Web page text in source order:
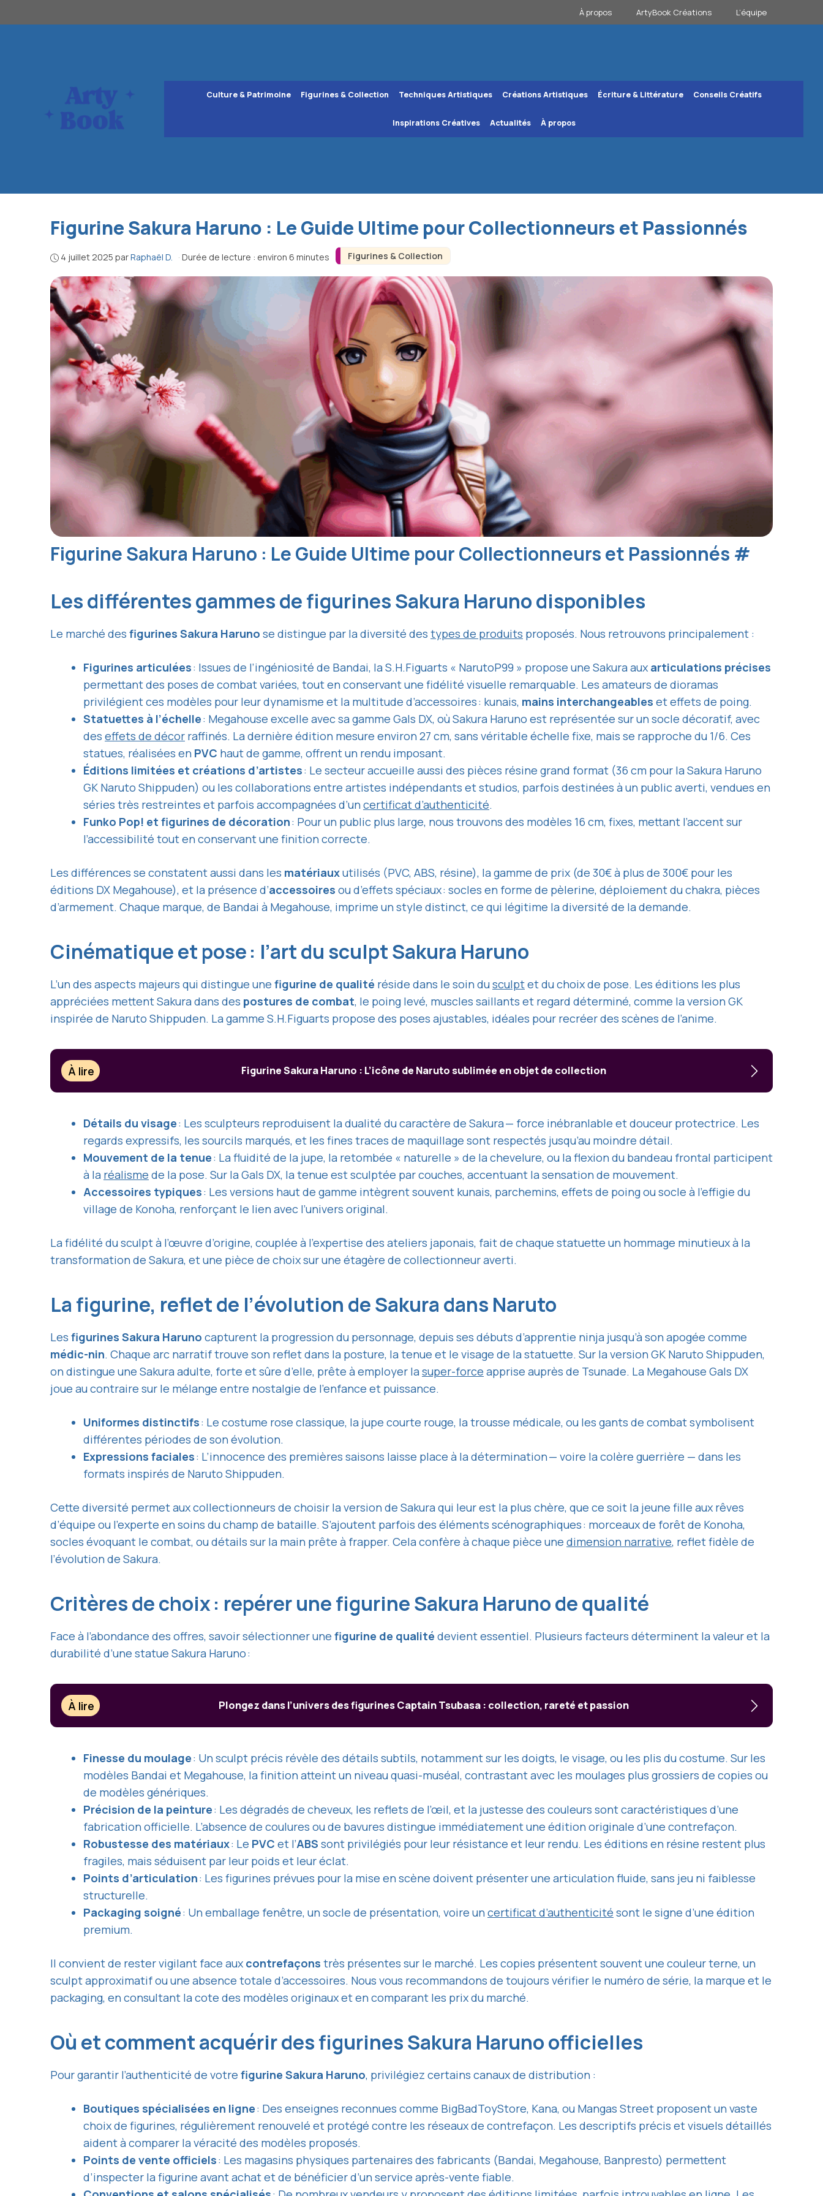
au
À propos ArtyBook Créations L’équipe
Culture & Patrimoine Figurines & Collection Techniques Artistiques Créations Artistiques Écriture & Littérature Conseils Créatifs
Inspirations Créatives Actualités À propos
Figurines & Collection
Figurine Sakura Haruno : Le Guide Ultime pour Collectionneurs et Passionnés
4 juillet 2025 parRaphaël D. · Durée de lecture : environ 6 minutes
Figurine Sakura Haruno : Le Guide Ultime pour Collectionneurs et Passionnés #
Les différentes gammes de figurines Sakura Haruno disponibles
Le marché des figurines Sakura Haruno se distingue par la diversité des types de produits proposés. Nous retrouvons principalement :
Figurines articulées: Issues de l’ingéniosité de Bandai, la S.H.Figuarts « NarutoP99 » propose une Sakura aux articulations précises
permettant des poses de combat variées, tout en conservant une fidélité visuelle remarquable. Les amateurs de dioramas
privilégient ces modèles pour leur dynamisme et la multitude d’accessoires : kunais, mains interchangeables et effets de poing.
Statuettes à l’échelle: Megahouse excelle avec sa gamme Gals DX, où Sakura Haruno est représentée sur un socle décoratif, avec
des effets de décor raffinés. La dernière édition mesure environ 27 cm, sans véritable échelle fixe, mais se rapproche du 1/6. Ces
statues, réalisées en PVC haut de gamme, offrent un rendu imposant.
Éditions limitées et créations d’artistes: Le secteur accueille aussi des pièces résine grand format (36 cm pour la Sakura Haruno
GK Naruto Shippuden) ou les collaborations entre artistes indépendants et studios, parfois destinées à un public averti, vendues en
séries très restreintes et parfois accompagnées d’uncertificat d’authenticité.
Funko Pop! et figurines de décoration: Pour un public plus large, nous trouvons des modèles 16 cm, fixes, mettant l’accent sur
l’accessibilité tout en conservant une finition correcte.
Les différences se constatent aussi dans les matériauxutilisés (PVC, ABS, résine), la gamme de prix (de 30€ à plus de 300€ pour les
éditions DX Megahouse), et la présence d’accessoires ou d’effets spéciaux : socles en forme de pèlerine, déploiement du chakra, pièces
d’armement. Chaque marque, de Bandai à Megahouse, imprime un style distinct, ce qui légitime la diversité de la demande.
Cinématique et pose : l’art du sculpt Sakura Haruno
L’un des aspects majeurs qui distingue une figurine de qualité réside dans le soin dusculptet du choix de pose. Les éditions les plus
appréciées mettent Sakura dans des postures de combat, le poing levé, muscles saillants et regard déterminé, comme la version GK
inspirée de Naruto Shippuden. La gamme S.H.Figuarts propose des poses ajustables, idéales pour recréer des scènes de l’anime.
À lire Figurine Sakura Haruno : L’icône de Naruto sublimée en objet de collection
Détails du visage: Les sculpteurs reproduisent la dualité du caractère de Sakura — force inébranlable et douceur protectrice. Les
regards expressifs, les sourcils marqués, et les fines traces de maquillage sont respectés jusqu’au moindre détail.
Mouvement de la tenue: La fluidité de la jupe, la retombée « naturelle » de la chevelure, ou la flexion du bandeau frontal participent
à la réalisme de la pose. Sur la Gals DX, la tenue est sculptée par couches, accentuant la sensation de mouvement.
Accessoires typiques: Les versions haut de gamme intègrent souvent kunais, parchemins, effets de poing ou socle à l’effigie du
village de Konoha, renforçant le lien avec l’univers original.
La fidélité du sculpt à l’œuvre d’origine, couplée à l’expertise des ateliers japonais, fait de chaque statuette un hommage minutieux à la
transformation de Sakura, et une pièce de choix sur une étagère de collectionneur averti.
La figurine, reflet de l’évolution de Sakura dans Naruto
Les figurines Sakura Haruno capturent la progression du personnage, depuis ses débuts d’apprentie ninja jusqu’à son apogée comme
médic-nin. Chaque arc narratif trouve son reflet dans la posture, la tenue et le visage de la statuette. Sur la version GK Naruto Shippuden,
on distingue une Sakura adulte, forte et sûre d’elle, prête à employer lasuper-force apprise auprès de Tsunade. La Megahouse Gals DX
joue au contraire sur le mélange entre nostalgie de l’enfance et puissance.
Uniformes distinctifs: Le costume rose classique, la jupe courte rouge, la trousse médicale, ou les gants de combat symbolisent
différentes périodes de son évolution.
Expressions faciales: L’innocence des premières saisons laisse place à la détermination — voire la colère guerrière — dans les
formats inspirés de Naruto Shippuden.
Cette diversité permet aux collectionneurs de choisir la version de Sakura qui leur est la plus chère, que ce soit la jeune fille aux rêves
d’équipe ou l’experte en soins du champ de bataille. S’ajoutent parfois des éléments scénographiques : morceaux de forêt de Konoha,
socles évoquant le combat, ou détails sur la main prête à frapper. Cela confère à chaque pièce une dimension narrative, reflet fidèle de
l’évolution de Sakura.
Critères de choix : repérer une figurine Sakura Haruno de qualité
Face à l’abondance des offres, savoir sélectionner une figurine de qualité devient essentiel. Plusieurs facteurs déterminent la valeur et la
durabilité d’une statue Sakura Haruno :
À lire Plongez dans l’univers des figurines Captain Tsubasa : collection, rareté et passion
Finesse du moulage: Un sculpt précis révèle des détails subtils, notamment sur les doigts, le visage, ou les plis du costume. Sur les
modèles Bandai et Megahouse, la finition atteint un niveau quasi-muséal, contrastant avec les moulages plus grossiers de copies ou
de modèles génériques.
Précision de la peinture: Les dégradés de cheveux, les reflets de l’œil, et la justesse des couleurs sont caractéristiques d’une
fabrication officielle. L’absence de coulures ou de bavures distingue immédiatement une édition originale d’une contrefaçon.
Robustesse des matériaux: Le PVC et l’ABS sont privilégiés pour leur résistance et leur rendu. Les éditions en résine restent plus
fragiles, mais séduisent par leur poids et leur éclat.
Points d’articulation: Les figurines prévues pour la mise en scène doivent présenter une articulation fluide, sans jeu ni faiblesse
structurelle.
Packaging soigné: Un emballage fenêtre, un socle de présentation, voire uncertificat d’authenticité sont le signe d’une édition
premium.
Il convient de rester vigilant face aux contrefaçons très présentes sur le marché. Les copies présentent souvent une couleur terne, un
sculpt approximatif ou une absence totale d’accessoires. Nous vous recommandons de toujours vérifier le numéro de série, la marque et le
packaging, en consultant la cote des modèles originaux et en comparant les prix du marché.
Où et comment acquérir des figurines Sakura Haruno officielles
Pour garantir l’authenticité de votre figurine Sakura Haruno, privilégiez certains canaux de distribution :
Boutiques spécialisées en ligne: Des enseignes reconnues comme BigBadToyStore, Kana, ou Mangas Street proposent un vaste
choix de figurines, régulièrement renouvelé et protégé contre les réseaux de contrefaçon. Les descriptifs précis et visuels détaillés
aident à comparer la véracité des modèles proposés.
Points de vente officiels: Les magasins physiques partenaires des fabricants (Bandai, Megahouse, Banpresto) permettent
d’inspecter la figurine avant achat et de bénéficier d’un service après-vente fiable.